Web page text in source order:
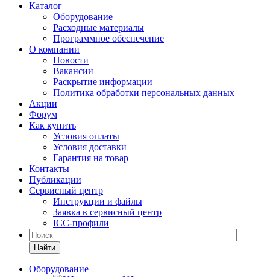
Каталог
Оборудование
Расходные материалы
Программное обеспечение
О компании
Новости
Вакансии
Раскрытие информации
Политика обработки персональных данных
Акции
Форум
Как купить
Условия оплаты
Условия доставки
Гарантия на товар
Контакты
Публикации
Сервисный центр
Инструкции и файлы
Заявка в сервисный центр
ICC-профили
Найти
Оборудование